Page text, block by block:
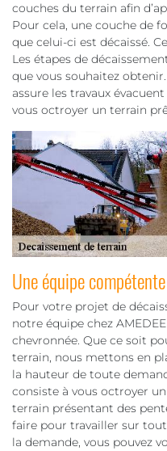
couches du terrain afin
Pour cela, une couche de
que celui-ci est décaissé.
Les étapes de
que vous souhaitez
assure les travaux
vous octroyer un terrain
Une équipe compétente
Pour votre projet de
notre équipe chez
chevronnée. Que ce soit
terrain, nous mettons en
la hauteur de toute
consiste à vous octroyer
terrain présentant des
faire pour travailler sur
la demande, vous pouvez